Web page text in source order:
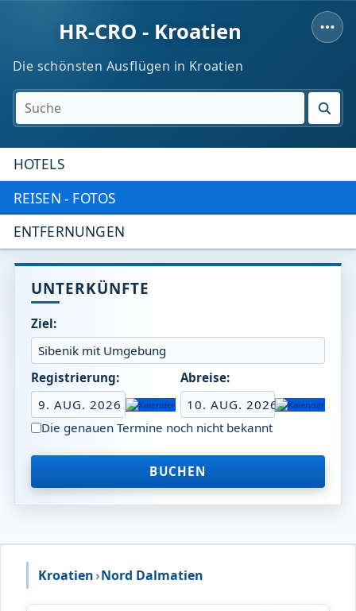
HR-CRO - Kroatien
Die schönsten Ausflügen in Kroatien
HOTELS
REISEN - FOTOS
ENTFERNUNGEN
UNTERKÜNFTE
Ziel:
Registrierung:
9. AUG. 2026
Abreise:
10. AUG. 2026
Die genauen Termine noch nicht bekannt
BUCHEN
Kroatien›Nord Dalmatien